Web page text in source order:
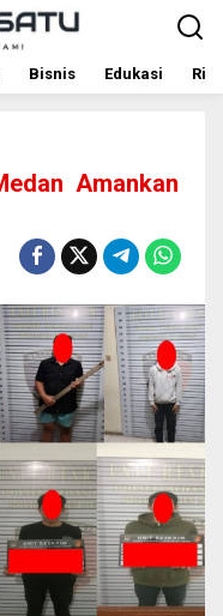
Bisnis Edukasi
Amankan